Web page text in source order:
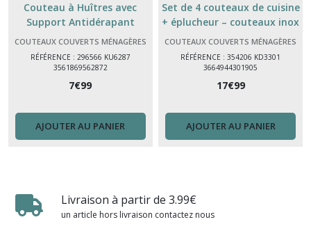
Couteau à Huîtres avec
Support Antidérapant
Silicone – Ustensile Fruits de
Mer
COUTEAUX COUVERTS MÉNAGÈRES
RÉFÉRENCE : 296566 KU6287
3561869562872
7€99
AJOUTER AU PANIER
Set de 4 couteaux de cuisine
+ éplucheur – couteaux inox
aux manches fibre de blé
COUTEAUX COUVERTS MÉNAGÈRES
RÉFÉRENCE : 354206 KD3301
3664944301905
17€99
AJOUTER AU PANIER
Livraison à partir de 3.99€
un article hors livraison contactez nous